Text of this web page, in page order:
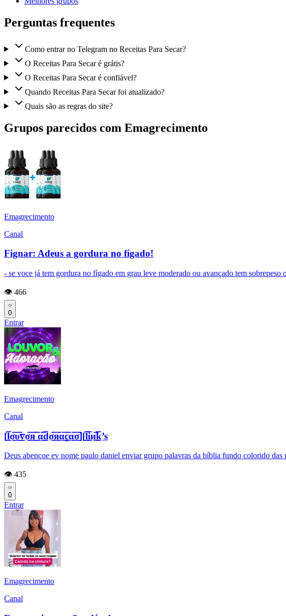
Perguntas frequentes
Como entrar no Telegram no Receitas Para Secar?
O Receitas Para Secar é grátis?
O Receitas Para Secar é confiável?
Quando Receitas Para Secar foi atualizado?
Quais são as regras do site?
Grupos parecidos com Emagrecimento
Emagrecimento
Canal
Fignar: Adeus a gordura no fígado!
- se voce já tem gordura no fígado em grau leve moderado ou avançado tem sobrepeso
👁️ 466
0
Entrar
Emagrecimento
Canal
[l̲̲̅̅σ̲̲̅̅υ̲̲̅̅v̲̲̅̅σ̲̲̅̅я̲̲̅̅ ̲̲̅̅α̲̲̅̅d̲̲̅̅σ̲̲̅̅я̲̲̅̅α̲̲̅̅ç̲̲̅̅α̲̲̅̅σ̲̲̅̅][l̲̲̅̅i̲̲̅̅и̲̲̅̅k̲̲̅̅’s
Deus abençoe ev nome paulo daniel enviar grupo palavras da bíblia fundo colorido
👁️ 435
0
Entrar
Emagrecimento
Canal